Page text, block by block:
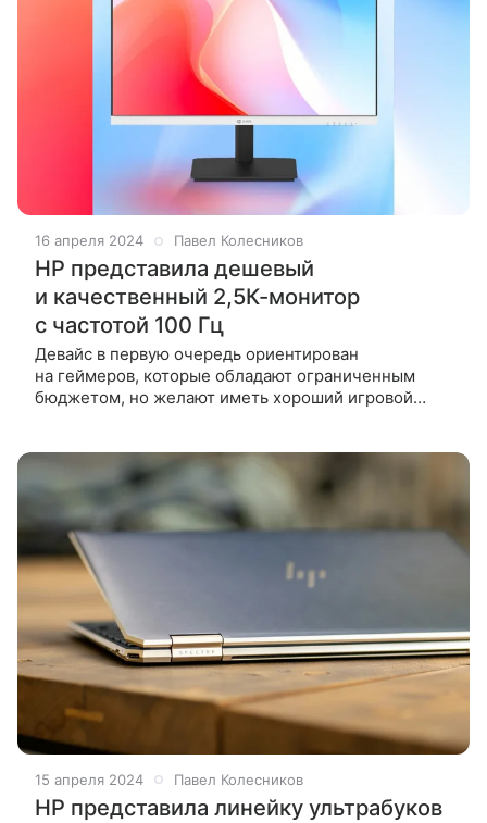
16 апреля 2024 Павел Колесников
HP представила дешевый
и качественный 2,5К-монитор
с частотой 100 Гц
Девайс в первую очередь ориентирован
на геймеров, которые обладают ограниченным
бюджетом, но желают иметь хороший игровой
2560×1440
15 апреля 2024 Павел Колесников
HP представила линейку ультрабуков